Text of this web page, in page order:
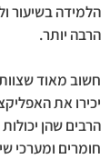
הלמידה בשיעור
הרבה יותר.
חשוב מאוד
יכירו את
הרבים שהן
חומרים ומערכי